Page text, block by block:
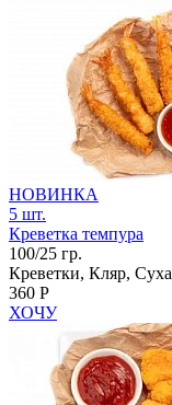
НОВИНКА
5 шт.
Креветка темпура
100/25 гр.
Креветки, Кляр,
360 Р
ХОЧУ